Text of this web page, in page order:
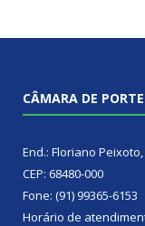
CÂMARA DE
End.: Floriano
CEP: 68480-000
Fone: (91) 99365-6153
Horário de